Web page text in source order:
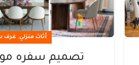
أثاث منزلي, غرف
تصميم سفره